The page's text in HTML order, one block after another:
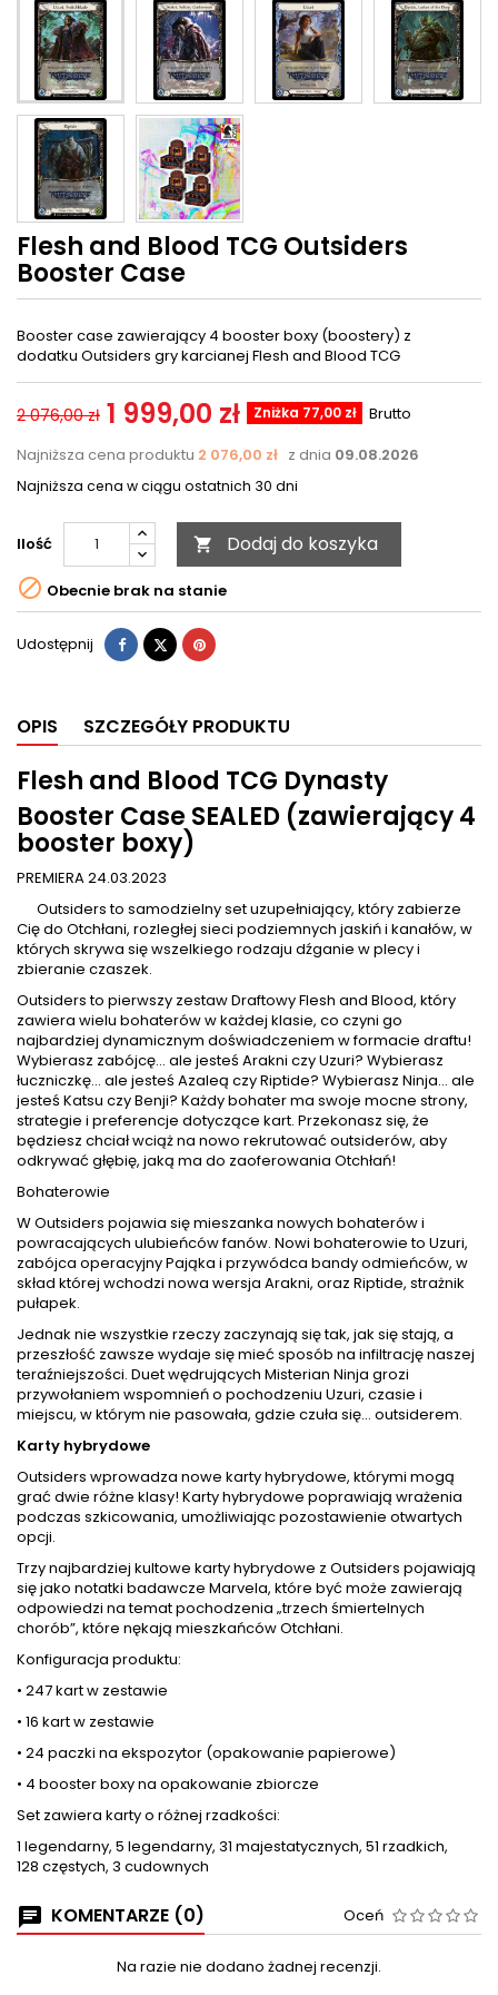
Flesh and Blood TCG Outsiders
Booster Case
Booster case zawierający 4 booster boxy (boostery) z
dodatku Outsiders gry karcianej Flesh and Blood TCG
2 076,00 zł 1 999,00 zł Zniżka 77,00 zł
Brutto
Najniższa cena produktu 2 076,00 zł z dnia 09.08.2026
Najniższa cena w ciągu ostatnich 30 dni
Ilość  Dodaj do koszyka
 Obecnie brak na stanie
Udostępnij Udostępnij
TweetujPinterest
OPIS SZCZEGÓŁY PRODUKTU
Flesh and Blood TCG Dynasty
Booster Case SEALED (zawierający 4
booster boxy)
PREMIERA 24.03.2023
Outsiders to samodzielny set uzupełniający, który zabierze
Cię do Otchłani, rozległej sieci podziemnych jaskiń i kanałów, w
których skrywa się wszelkiego rodzaju dźganie w plecy i
zbieranie czaszek.
Outsiders to pierwszy zestaw Draftowy Flesh and Blood, który
zawiera wielu bohaterów w każdej klasie, co czyni go
najbardziej dynamicznym doświadczeniem w formacie draftu!
Wybierasz zabójcę... ale jesteś Arakni czy Uzuri? Wybierasz
łuczniczkę... ale jesteś Azaleą czy Riptide? Wybierasz Ninja... ale
jesteś Katsu czy Benji? Każdy bohater ma swoje mocne strony,
strategie i preferencje dotyczące kart. Przekonasz się, że
będziesz chciał wciąż na nowo rekrutować outsiderów, aby
odkrywać głębię, jaką ma do zaoferowania Otchłań!
Bohaterowie
W Outsiders pojawia się mieszanka nowych bohaterów i
powracających ulubieńców fanów. Nowi bohaterowie to Uzuri,
zabójca operacyjny Pająka i przywódca bandy odmieńców, w
skład której wchodzi nowa wersja Arakni, oraz Riptide, strażnik
pułapek.
Jednak nie wszystkie rzeczy zaczynają się tak, jak się stają, a
przeszłość zawsze wydaje się mieć sposób na infiltrację naszej
teraźniejszości. Duet wędrujących Misterian Ninja grozi
przywołaniem wspomnień o pochodzeniu Uzuri, czasie i
miejscu, w którym nie pasowała, gdzie czuła się... outsiderem.
Karty hybrydowe
Outsiders wprowadza nowe karty hybrydowe, którymi mogą
grać dwie różne klasy! Karty hybrydowe poprawiają wrażenia
podczas szkicowania, umożliwiając pozostawienie otwartych
opcji.
Trzy najbardziej kultowe karty hybrydowe z Outsiders pojawiają
się jako notatki badawcze Marvela, które być może zawierają
odpowiedzi na temat pochodzenia „trzech śmiertelnych
chorób”, które nękają mieszkańców Otchłani.
Konfiguracja produktu:
• 247 kart w zestawie
• 16 kart w zestawie
• 24 paczki na ekspozytor (opakowanie papierowe)
• 4 booster boxy na opakowanie zbiorcze
Set zawiera karty o różnej rzadkości:
1 legendarny, 5 legendarny, 31 majestatycznych, 51 rzadkich,
128 częstych, 3 cudownych
KOMENTARZE (0) Oceń
Na razie nie dodano żadnej recenzji.